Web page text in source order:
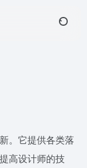
。它提供各类落
高设计师的技